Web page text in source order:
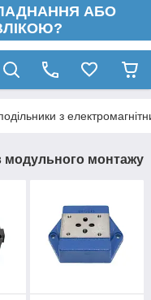
АБО
з
модульного монтажу